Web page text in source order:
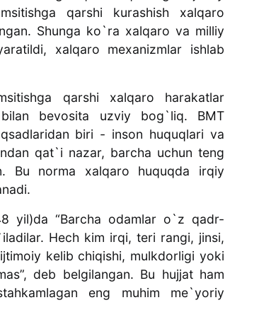
qarshi kurashish xalqaro
Shunga ko`ra xalqaro va milliy
xalqaro mexanizmlar ishlab
qarshi xalqaro harakatlar
bevosita uzviy bog`liq. BMT
biri - inson huquqlari va
qat`i nazar, barcha uchun teng
Bu norma xalqaro huquqda irqiy
yil)da “Barcha odamlar o`z qadr-
Hech kim irqi, teri rangi, jinsi,
kelib chiqishi, mulkdorligi yoki
deb belgilangan. Bu hujjat ham
eng muhim me`yoriy